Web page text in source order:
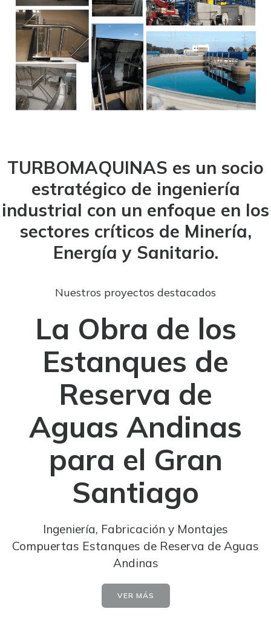
TURBOMAQUINAS es un socio
estratégico de ingeniería
industrial con un enfoque en los
sectores críticos de Minería,
Energía y Sanitario.
Nuestros proyectos destacados
La Obra de los
Estanques de
Reserva de
Aguas Andinas
para el Gran
Santiago
Ingeniería, Fabricación y Montajes
Compuertas Estanques de Reserva de Aguas
Andinas
VER MÁS